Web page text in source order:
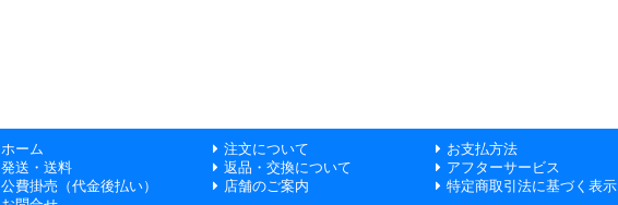
ホーム
注文について
お支払方法
発送・送料
返品・交換について
アフターサービス
公費掛売（代金後払い）
店舗のご案内
特定商取引法に基づく表示